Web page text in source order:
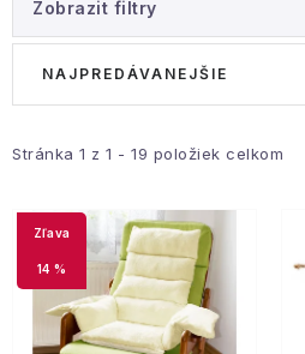
Bytové vône
Čaje
Hobby a záhrada
Kolekcia
Zobrazit filtry
i
o
Stránka 1 z 1 - 19 položiek celkom
e
p
NAJPREDÁVANEJŠIE
14 %